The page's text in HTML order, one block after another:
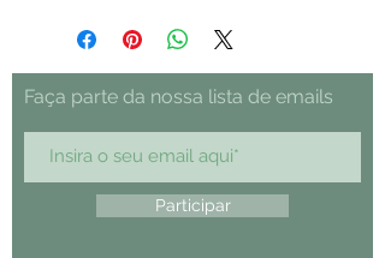
Faça parte da nossa lista de emails
Participar